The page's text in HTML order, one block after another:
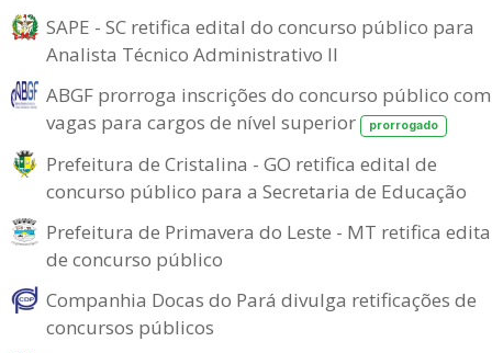
SAPE - SC retifica edital do concurso público para
Analista Técnico Administrativo II
ABGF prorroga inscrições do concurso público com
vagas para cargos de nível superior
prorrogado
Prefeitura de Cristalina - GO retifica edital de
concurso público para a Secretaria de Educação
Prefeitura de Primavera do Leste - MT retifica
de concurso público
Companhia Docas do Pará divulga retificações de
concursos públicos